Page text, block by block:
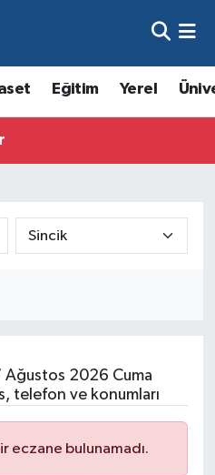
Eğitim Yerel
2026 Cuma
telefon ve konumları
eczane bulunamadı.
ve Fikstür